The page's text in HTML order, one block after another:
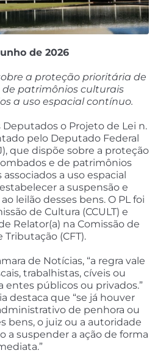
de 2026
a proteção prioritária de
patrimônios culturais
a uso espacial contínuo.
Deputados o Projeto de Lei n.
pelo Deputado Federal
que dispõe sobre a proteção
e de patrimônios
a uso espacial
a suspensão e
leilão desses bens. O PL foi
de Cultura (CCULT) e
Relator(a) na Comissão de
Tributação (CFT).
de Notícias, “a regra vale
trabalhistas, cíveis ou
entes públicos ou privados.”
destaca que “se já houver
de penhora ou
bens, o juiz ou a autoridade
suspender a ação de forma